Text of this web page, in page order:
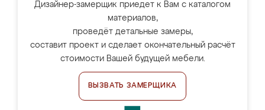
Дизайнер-замерщик приедет к Вам с каталогом
материалов,
проведёт детальные замеры,
составит проект и сделает окончательный расчёт
стоимости Вашей будущей мебели.
ВЫЗВАТЬ ЗАМЕРЩИКА